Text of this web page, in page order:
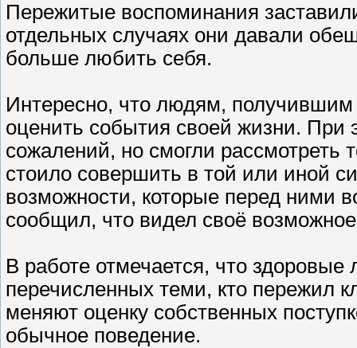
Пережитые воспоминания
отдельных случаях они давали
больше любить себя.
Интересно, что людям,
оценить события своей жизни. При
сожалений, но смогли рассмотреть
стоило совершить в той или иной
возможности, которые перед ними
сообщил, что видел своё
В работе отмечается, что
перечисленных теми, кто пережил
меняют оценку собственных
обычное поведение.